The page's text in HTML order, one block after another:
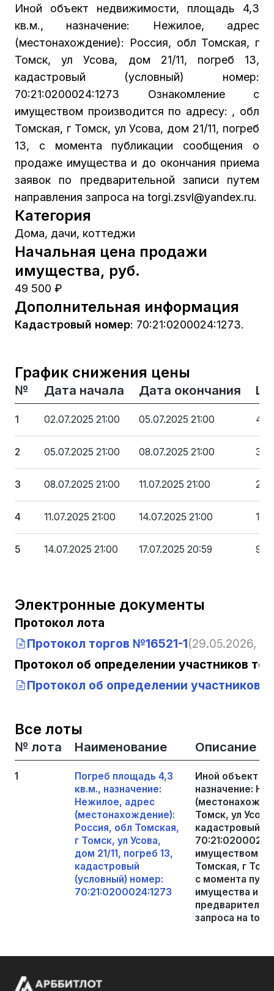
Иной объект недвижимости, площадь 4,3
кв.м., назначение: Нежилое, адрес
(местонахождение): Россия, обл Томская, г
Томск, ул Усова, дом 21/11, погреб 13,
кадастровый (условный) номер:
70:21:0200024:1273 Ознакомление с
имуществом производится по адресу: , обл
Томская, г Томск, ул Усова, дом 21/11, погреб
13, с момента публикации сообщения о
продаже имущества и до окончания приема
заявок по предварительной записи путем
направления запроса на torgi.zsvl@yandex.ru.
Категория
Дома, дачи, коттеджи
Начальная цена продажи
имущества, руб.
49 500 ₽
Дополнительная информация
Кадастровый номер: 70:21:0200024:1273.
График снижения цены
№ Дата начала Дата окончания
1 02.07.2025 21:00 05.07.2025 21:00 49
2 05.07.2025 21:00 08.07.2025 21:00 39
3 08.07.2025 21:00 11.07.2025 21:00 29
4 11.07.2025 21:00 14.07.2025 21:00 19
5 14.07.2025 21:00 17.07.2025 20:59 9
Электронные документы
Протокол лота
Протокол торгов №16521-1(29.05.2026,
Протокол об определении участников
Протокол об определении участников
Все лоты
№ лота Наименование Описание
1
Погреб площадь 4,3
кв.м., назначение:
Нежилое, адрес
(местонахождение):
Россия, обл Томская,
г Томск, ул Усова,
дом 21/11, погреб 13,
кадастровый
(условный) номер:
70:21:0200024:1273
Иной объект
назначение:
Томск, ул
кадастровый
имуществом
Томская, г
с момента
имущества и
запроса на